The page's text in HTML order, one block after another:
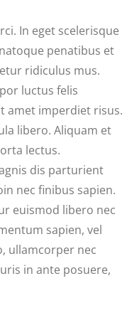
In eget scelerisque
penatibus et
ridiculus mus.
luctus felis
amet imperdiet risus.
libero. Aliquam et
lectus.
dis parturient
nec finibus sapien.
euismod libero nec
sapien, vel
ullamcorper nec
in ante posuere,